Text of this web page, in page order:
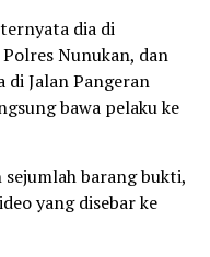
dia di
Nunukan, dan
di Jalan Pangeran
bawa pelaku ke
sejumlah barang bukti,
yang disebar ke